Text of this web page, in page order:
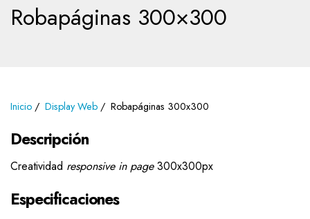
Robapáginas 300×300
Inicio Display Web Robapáginas 300x300
Descripción
Creatividad responsive in page300x300px
Especificaciones